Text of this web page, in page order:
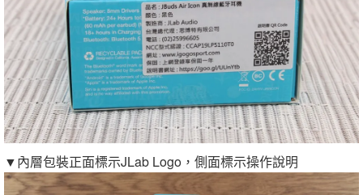
▼內層包裝正面標示JLab Logo，側面標示操作說明